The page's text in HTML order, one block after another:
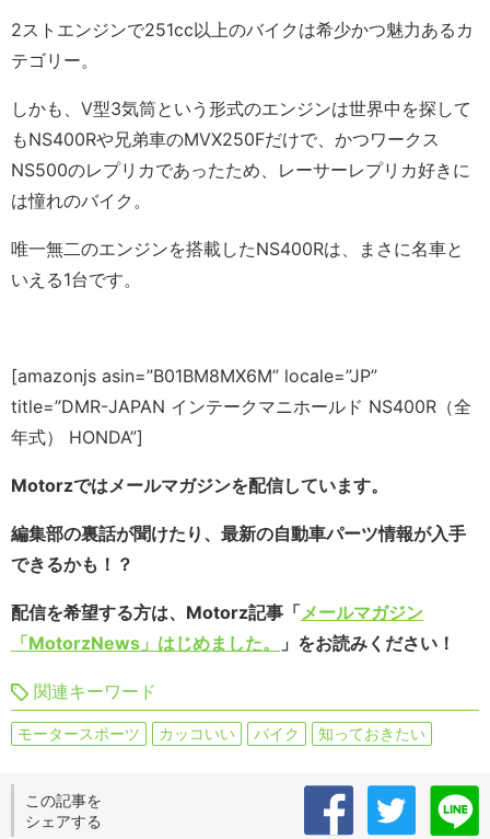
2ストエンジンで251cc以上のバイクは希少かつ魅力あるカ
テゴリー。
しかも、V型3気筒という形式のエンジンは世界中を探して
もNS400Rや兄弟車のMVX250Fだけで、かつワークス
NS500のレプリカであったため、レーサーレプリカ好きに
は憧れのバイク。
唯一無二のエンジンを搭載したNS400Rは、まさに名車と
いえる1台です。
[amazonjs asin=”B01BM8MX6M” locale=”JP”
title=”DMR-JAPAN インテークマニホールド NS400R（全
年式） HONDA”]
Motorzではメールマガジンを配信しています。
編集部の裏話が聞けたり、最新の自動車パーツ情報が入手
できるかも！？
配信を希望する方は、Motorz記事「メールマガジン
「MotorzNews」はじめました。
」をお読みください！
関連キーワード
モータースポーツ カッコいい バイク 知っておきたい
この記事を
シェアする